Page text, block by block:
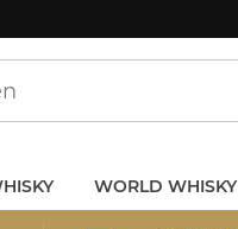
WORLD WHISKY